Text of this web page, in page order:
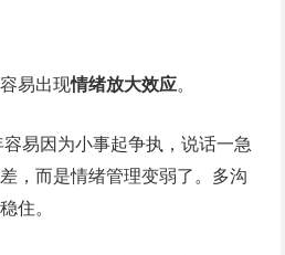
易出现情绪放大效应。
易因为小事起争执，说话一急
，而是情绪管理变弱了。多沟
住。